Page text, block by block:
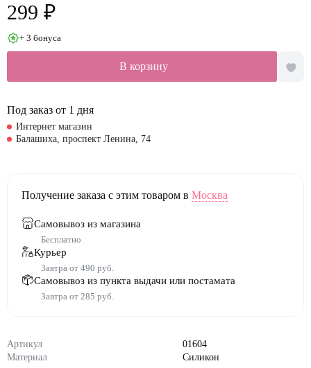
Артикул
01604
Материал
Силикон
299 ₽
+ 3 бонуса
В корзину
Под заказ от 1 дня
Интернет магазин
Балашиха, проспект Ленина, 74
Получение заказа с этим товаром в Москва
Самовывоз из магазина
Бесплатно
Курьер
Завтра от 490 руб.
Самовывоз из пункта выдачи или постамата
Завтра от 285 руб.